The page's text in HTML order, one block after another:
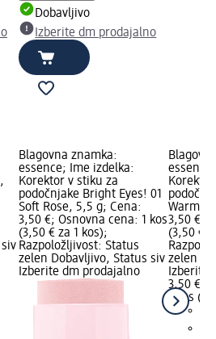
Dobavljivo
Izberite dm prodajalno
Blagovna znamka:
essence; Ime izdelka:
Korektor v stiku za
podočnjake Bright Eyes! 01
Soft Rose, 5,5 g; Cena:
3,50 €; Osnovna cena: 1 kos
(3,50 € za 1 kos);
Razpoložljivost: Status
zelen Dobavljivo, Status siv
Izberite dm prodajalno
Warm
3,50 €;
(3,50 €
zelen
Izberite
3,50 €
1 kos